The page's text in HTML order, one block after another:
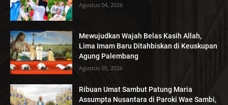
Agustus 04, 2026
Mewujudkan Wajah Belas Kasih Allah,
Lima Imam Baru Ditahbiskan di Keuskupan
Agung Palembang
Agustus 05, 2026
Ribuan Umat Sambut Patung Maria
Assumpta Nusantara di Paroki Wae Sambi,